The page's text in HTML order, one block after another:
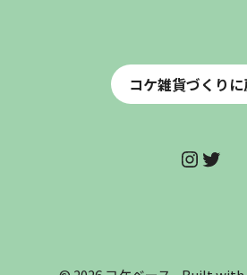
コケ雑貨づくりに
コケベース